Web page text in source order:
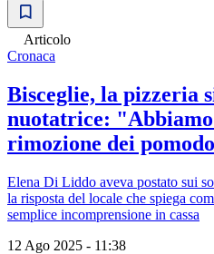
Articolo
Cronaca
Bisceglie, la pizzeria
nuotatrice:
rimozione dei
Elena Di Liddo aveva postato sui
la risposta del locale che spiega
semplice incomprensione in cassa
12 Ago 2025 - 11:38